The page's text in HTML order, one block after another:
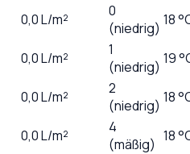
0,0L/m²
0
(niedrig) 18
0,0L/m²
1
(niedrig) 19
0,0L/m²
2
(niedrig) 18
0,0L/m²
4
(mäßig) 18